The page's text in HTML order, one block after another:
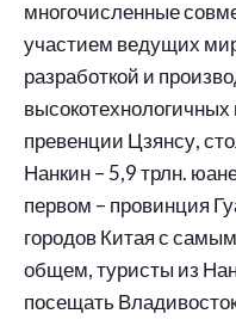
многочисленные
участием ведущих
разработкой и
превенции Цзянсу,
Нанкин – 5,9 трлн.
первом – провинция
городов Китая с
общем, туристы из
посещать